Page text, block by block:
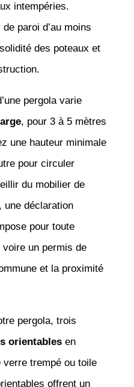
intempéries.
paroi d’au moins
des poteaux et
pergola varie
, pour 3 à 5 mètres
une hauteur minimale
pour circuler
du mobilier de
une déclaration
pour toute
un permis de
et la proximité
pergola, trois
orientablesen
verre trempé ou toile
offrent un